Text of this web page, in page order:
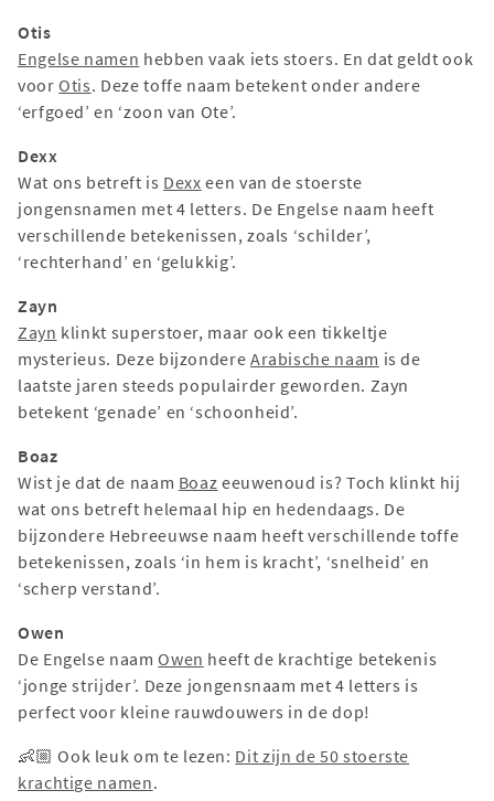
Otis
Engelse namen hebben vaak iets stoers. En dat geldt ook
voorOtis. Deze toffe naam betekent onder andere
‘erfgoed’ en ‘zoon van Ote’.
Dexx
Wat ons betreft is Dexx een van de stoerste
jongensnamen met 4 letters. De Engelse naam heeft
verschillende betekenissen, zoals ‘schilder’,
‘rechterhand’ en ‘gelukkig’.
Zayn
Zayn klinkt superstoer, maar ook een tikkeltje
mysterieus. Deze bijzondere Arabische naam is de
laatste jaren steeds populairder geworden. Zayn
betekent ‘genade’ en ‘schoonheid’.
Boaz
Wist je dat de naam Boaz eeuwenoud is? Toch klinkt hij
wat ons betreft helemaal hip en hedendaags. De
bijzondere Hebreeuwse naam heeft verschillende toffe
betekenissen, zoals ‘in hem is kracht’, ‘snelheid’ en
‘scherp verstand’.
Owen
De Engelse naamOwen heeft de krachtige betekenis
‘jonge strijder’. Deze jongensnaam met 4 letters is
perfect voor kleine rauwdouwers in de dop!
👶🏼 Ook leuk om te lezen: Dit zijn de 50 stoerste
krachtige namen.